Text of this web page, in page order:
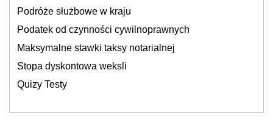
Podróże służbowe w kraju
Podatek od czynności cywilnoprawnych
Maksymalne stawki taksy notarialnej
Stopa dyskontowa weksli
Quizy Testy